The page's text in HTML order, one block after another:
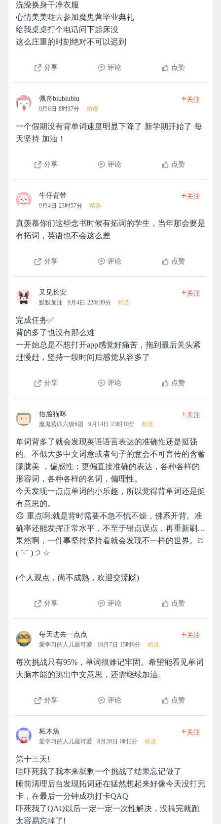
洗澡换身干净衣服
心情美美哒去参加魔鬼营毕业典礼
给我桌桌打个电话问下起床没
这么庄重的时刻绝对不可以迟到
分享 评论 点赞
佩奇biubiubiu
9月6日 8时37分 精选
+关注
一个假期没有背单词速度明显下降了 新学期开始了 每
天坚持 加油！
分享 评论 点赞
牛仔背带
9月4日 23时57分 精选
+关注
真羡慕你们这些念书时候有拓词的学生，当年那会要是
有拓词，英语也不会这么差
分享 评论 点赞
又见长安
默默加油 9月4日 22时39分 精选
+关注
完成任务✅
背的多了也没有那么难
一开始总是不想打开app感觉好痛苦，拖到最后关头紧
赶慢赶，坚持一段时间后感觉从容多了
分享 评论 点赞
捂脸猫咪
魔鬼营四六级6团 9月14日 23时10分 精选
+关注
单词背多了就会发现英语语言表达的准确性还是挺强
的。不似大多中文词意或者句子的意会不可言传的含蓄
朦胧美 ，偏感性；更偏直接准确的表达，各种各样的
形容词，各种各样的名词，偏理性。
今天发现一点点单词的小乐趣，所以觉得背单词还是挺
有意思的。
🙃 重点啊:就是背时需要不急不慌不燥，佛系开背。准
确率还能发挥正常水平，不至于错点误点，再重新刷…
果然啊，一件事坚持坚持着就会发现不一样的世界。ପ
( ˘ᵕ˘ ) ੭ ☆
(个人观点，尚不成熟，欢迎交流🙌)
分享 评论 点赞
每天进去一点点
爱学习的人儿最可爱 10月7日 15时0分 精选
+关注
每次挑战只有95%，单词很难记牢固。希望能看见单词
大脑本能的跳出中文意思，还需继续加油。
分享 评论 点赞
柘木魚
爱学习的人儿最可爱 8月28日 0时2分 精选
+关注
第十三天!
哇吓死我了我本来就剩一个挑战了结果忘记做了
睡前清理后台发现拓词还在猛然想起来好像今天没打完
卡，在最后一分钟成功打卡QAQ
吓死我了QAQ以后一定一定一次性解决，没搞完就跑
太容易忘掉了!